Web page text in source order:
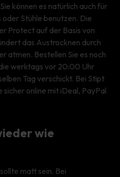
können es natürlich auch für
Stühle benutzen. Die
Protect auf der Basis von
das Austrocknen durch
atmen. Bestellen Sie es noch
werktags vor 20:00 Uhr
Tag verschickt. Bei Stipt
sicher online mit iDeal, PayPal
wie
matt sein. Bei